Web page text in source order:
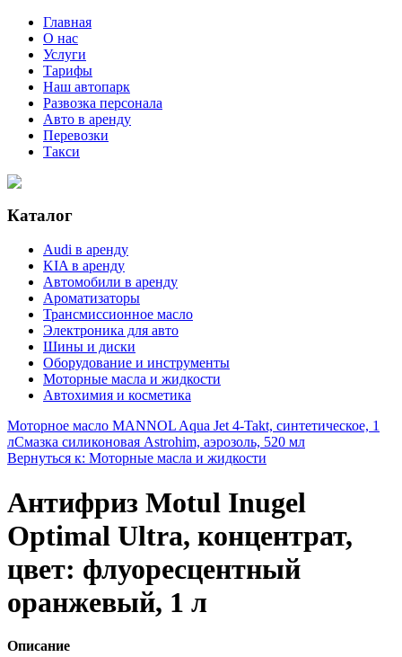
Главная
О нас
Услуги
Тарифы
Наш автопарк
Развозка персонала
Авто в аренду
Перевозки
Такси
Каталог
Audi в аренду
KIA в аренду
Автомобили в аренду
Ароматизаторы
Трансмиссионное масло
Электроника для авто
Шины и диски
Оборудование и инструменты
Моторные масла и жидкости
Автохимия и косметика
Моторное масло MANNOL Aqua Jet 4-Takt, синтетическое, 1
лСмазка силиконовая Astrohim, аэрозоль, 520 мл
Вернуться к: Моторные масла и жидкости
Антифриз Motul Inugel
Optimal Ultra, концентрат,
цвет: флуоресцентный
оранжевый, 1 л
Описание